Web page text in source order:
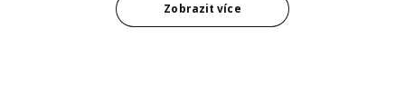
Zobrazit více